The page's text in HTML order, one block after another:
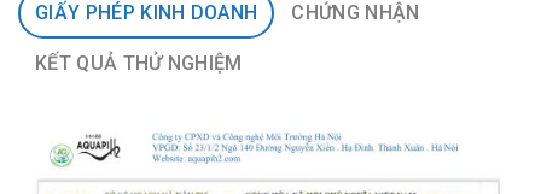
GIẤY PHÉP KINH DOANH CHỨNG NHẬN
KẾT QUẢ THỬ NGHIỆM